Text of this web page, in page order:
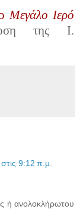
Μεγάλο Ιερό
της Ι.
9:12 π.μ.
ή ανολοκλήρωτου